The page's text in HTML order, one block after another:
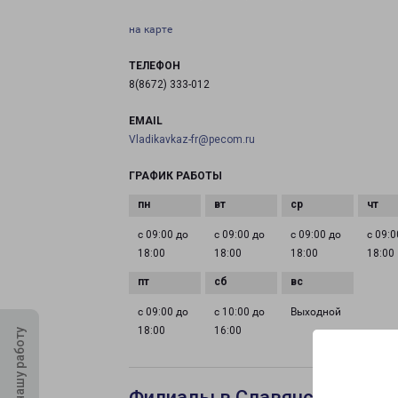
на карте
ТЕЛЕФОН
8(8672) 333-012
EMAIL
Vladikavkaz-fr@pecom.ru
ГРАФИК РАБОТЫ
с 09:00 до
18:00
с 09:00 до
18:00
с 09:00 до
18:00
с
18:00
с 09:00 до
18:00
с 10:00 до
16:00
Выходной